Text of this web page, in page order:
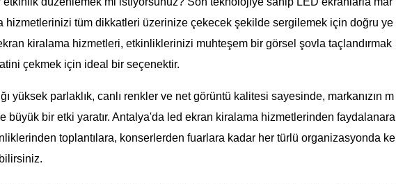
hizmetlerinizi tüm dikkatleri üzerinize çekecek şekilde sergilemek için doğru ye
kiralama hizmetleri, etkinliklerinizi muhteşem bir görsel şovla taçlandırmak
çekmek için ideal bir seçenektir.
yüksek parlaklık, canlı renkler ve net görüntü kalitesi sayesinde, markanızın m
büyük bir etki yaratır. Antalya'da led ekran kiralama hizmetlerinden faydalanara
toplantılara, konserlerden fuarlara kadar her türlü organizasyonda ke